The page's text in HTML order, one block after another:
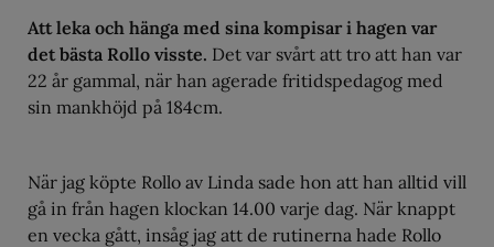
Att leka och hänga med sina kompisar i hagen var
det bästa Rollo visste. Det var svårt att tro att han var
22 år gammal, när han agerade fritidspedagog med
sin mankhöjd på 184cm.
När jag köpte Rollo av Linda sade hon att han alltid vill
gå in från hagen klockan 14.00 varje dag. När knappt
en vecka gått, insåg jag att de rutinerna hade Rollo